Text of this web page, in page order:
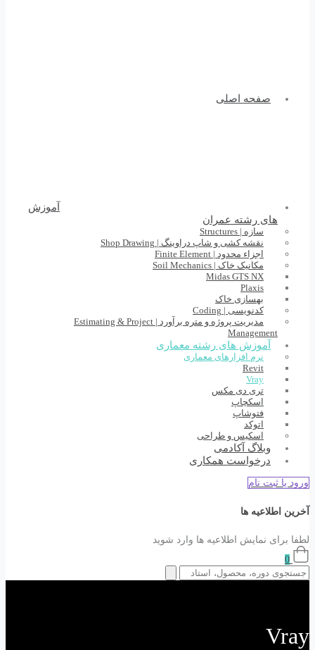
صفحه اصلی
آموزش
های رشته عمران
سازه | Structures
نقشه کشی و شاپ دراوینگ | Shop Drawing
اجزاء محدود | Finite Element
مکانیک خاک | Soil Mechanics
Midas GTS NX
Plaxis
بهسازی خاک
کدنویسی | Coding
مدیریت پروژه و متره برآورد | Estimating & Project
Management
آموزش های رشته معماری
نرم افزارهای معماری
Revit
Vray
تری دی مکس
اسکچاپ
فتوشاپ
اتوکد
اسکیس و طراحی
وبلاگ آکادمی
درخواست همکاری
ورود یا ثبت نام
آخرین اطلاعیه ها
لطفا برای نمایش اطلاعیه ها وارد شوید
0
Vray